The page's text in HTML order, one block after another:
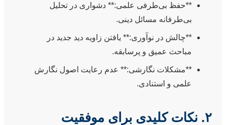
**حفظ بی‌طرفی علمی:** دشواری در تحلیل
بی‌طرفانه مسائل دینی.
**چالش در نوآوری:** یافتن زاویه دید جدید در
مباحث عمیق و پرسابقه.
**مشکلات نگارشی:** عدم رعایت اصول نگارش
علمی و استنادی.
۲. نکات کلیدی برای موفقیت